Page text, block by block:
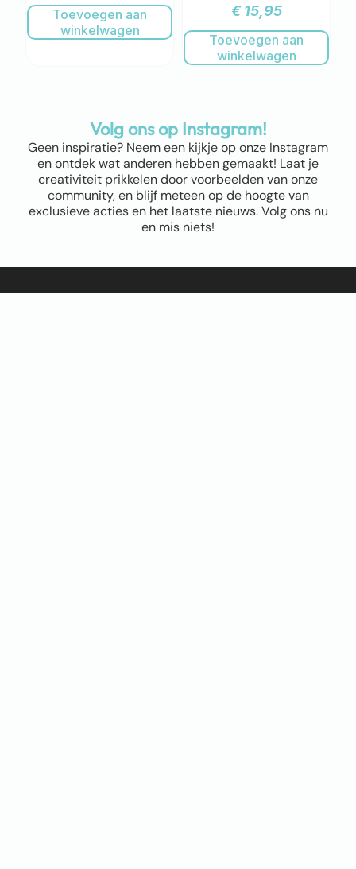
Toevoegen aan
winkelwagen
€15,95
Toevoegen aan
winkelwagen
Volg ons op Instagram!
Geen inspiratie? Neem een kijkje op onze Instagram
en ontdek wat anderen hebben gemaakt! Laat je
creativiteit prikkelen door voorbeelden van onze
community, en blijf meteen op de hoogte van
exclusieve acties en het laatste nieuws. Volg ons nu
en mis niets!